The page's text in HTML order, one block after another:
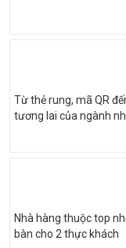
Từ thẻ rung, mã QR
tương lai của ngành
Nhà hàng thuộc top
bàn cho 2 thực khách